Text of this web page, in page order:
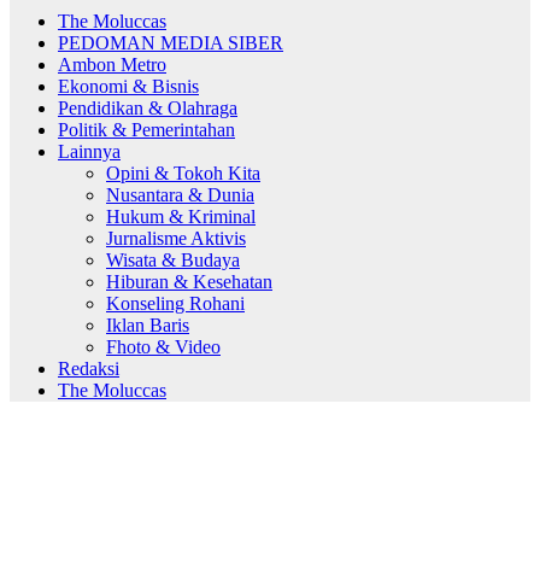
The Moluccas
PEDOMAN MEDIA SIBER
Ambon Metro
Ekonomi & Bisnis
Pendidikan & Olahraga
Politik & Pemerintahan
Lainnya
Opini & Tokoh Kita
Nusantara & Dunia
Hukum & Kriminal
Jurnalisme Aktivis
Wisata & Budaya
Hiburan & Kesehatan
Konseling Rohani
Iklan Baris
Fhoto & Video
Redaksi
The Moluccas